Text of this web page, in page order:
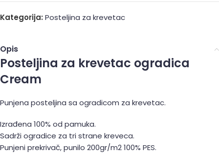
Kategorija: Posteljina za krevetac
Opis
Posteljina za krevetac ogradica
Cream
Punjena posteljina sa ogradicom za krevetac.
Izrađena 100% od pamuka.
Sadrži ogradice za tri strane kreveca.
Punjeni prekrivač, punilo 200gr/m2 100% PES.